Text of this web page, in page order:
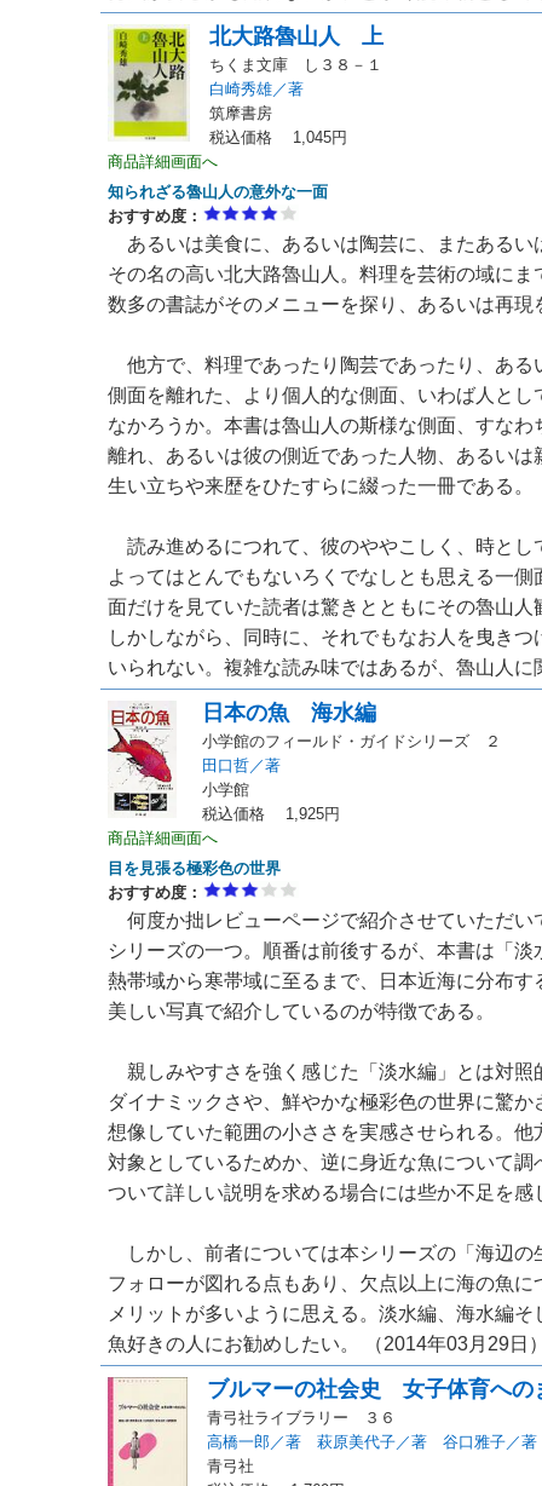
北大路魯山人 上
ちくま文庫 し３８－１
白崎秀雄／著
筑摩書房
税込価格 1,045円
商品詳細画面へ
知られざる魯山人の意外な一面
おすすめ度：
あるいは美食に、あるいは陶芸に、またある
その名の高い北大路魯山人。料理を芸術の域に
数多の書誌がそのメニューを探り、あるいは再
他方で、料理であったり陶芸であったり、ある
側面を離れた、より個人的な側面、いわば人と
なかろうか。本書は魯山人の斯様な側面、すな
離れ、あるいは彼の側近であった人物、あるい
生い立ちや来歴をひたすらに綴った一冊である。
読み進めるにつれて、彼のややこしく、時とし
よってはとんでもないろくでなしとも思える一
面だけを見ていた読者は驚きとともにその魯山
しかしながら、同時に、それでもなお人を曳き
いられない。複雑な読み味ではあるが、魯山人
日本の魚 海水編
小学館のフィールド・ガイドシリーズ ２
田口哲／著
小学館
税込価格 1,925円
商品詳細画面へ
目を見張る極彩色の世界
おすすめ度：
何度か拙レビューページで紹介させていただい
シリーズの一つ。順番は前後するが、本書は「
熱帯域から寒帯域に至るまで、日本近海に分布
美しい写真で紹介しているのが特徴である。
親しみやすさを強く感じた「淡水編」とは対照
ダイナミックさや、鮮やかな極彩色の世界に驚
想像していた範囲の小ささを実感させられる。
対象としているためか、逆に身近な魚について
ついて詳しい説明を求める場合には些か不足を
しかし、前者については本シリーズの「海辺の
フォローが図れる点もあり、欠点以上に海の魚
メリットが多いように思える。淡水編、海水編
魚好きの人にお勧めしたい。 （2014年03月29日
ブルマーの社会史 女子体育への
青弓社ライブラリー ３６
高橋一郎／著 萩原美代子／著 谷口雅子／
青弓社